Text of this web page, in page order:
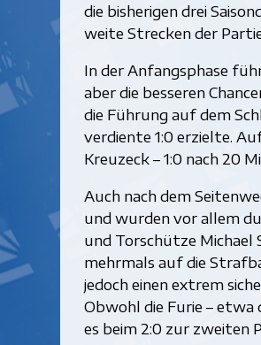
die bisherigen drei
weite Strecken der
In der Anfangsphase
aber die besseren
die Führung auf dem
verdiente 1:0 erzielte.
Kreuzeck – 1:0 nach 20
Auch nach dem
und wurden vor allem
und Torschütze Michael
mehrmals auf die
jedoch einen extrem
Obwohl die Furie –
es beim 2:0 zur zweiten